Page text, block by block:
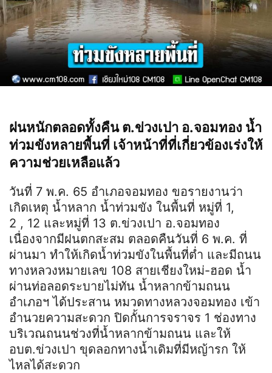
ฝนหนักตลอดทั้งคืน​ ต.ข่วงเปา​ อ.จอมทอง​ น้ำ
ท่วมขังหลายพื้นที่​ เจ้าหน้าที่ที่เกี่ยวข้องเร่งให้
ความช่วยเหลือแล้ว​
วันที่ 7 พ.ค. 65 อำเภอจอมทอง ขอรายงานว่า
เกิดเหตุ น้ำหลาก น้ำท่วมขัง ในพื้นที่ หมู่ที่ 1,
2 , 12 และหมู่ที่ 13 ต.ข่วงเปา อ.จอมทอง
เนื่องจากมีฝนตกสะสม ตลอดคืนวันที่ 6 พ.ค. ที่
ผ่านมา ทำให้เกิดน้ำท่วมขังในพื้นที่ต่ำ และมีถนน
ทางหลวงหมายเลข 108 สายเชียงใหม่-ฮอด น้ำ
ผ่านท่อลอดระบายไม่ทัน น้ำหลากข้ามถนน
อำเภอฯ ได้ประสาน หมวดทางหลวงจอมทอง เข้า
อำนวยความสะดวก ปิดกั้นการจราจร 1 ช่องทาง
บริเวณถนนช่วงที่น้ำหลากข้ามถนน และให้
อบต.ข่วงเปา ขุดลอกทางน้ำเดิมที่มีหญ้ารก ให้
ไหลได้สะดวก